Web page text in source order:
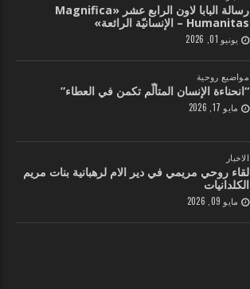
رسالة البابا لاون الرابع عشر «Magnifica
Humanitas – الإنسانيّة الرائعة»
يونيو 01, 2026
مواضيع روحية
“انحناءة الإنسان المتألّم تكمن في العطاء”
مايو 17, 2026
الاخبار
لقاء روحي مريمي في دير الام لرهبانية بنات مريم
الكلدانيات
مايو 09, 2026